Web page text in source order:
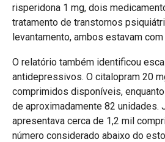
risperidona 1 mg, dois
tratamento de transtornos
levantamento, ambos estavam
O relatório também identificou
antidepressivos. O citalopram 20
comprimidos disponíveis,
de aproximadamente 82 unidades.
apresentava cerca de 1,2 mil
número considerado abaixo do